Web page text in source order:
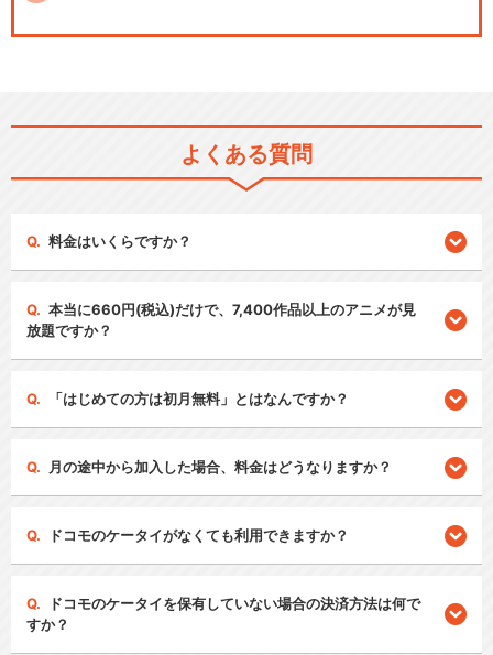
よくある質問
料金はいくらですか？
本当に660円(税込)だけで、7,400作品以上のアニメが見
放題ですか？
「はじめての方は初月無料」とはなんですか？
月の途中から加入した場合、料金はどうなりますか？
ドコモのケータイがなくても利用できますか？
ドコモのケータイを保有していない場合の決済方法は何で
すか？